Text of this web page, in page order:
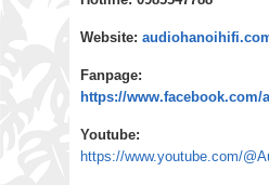
Website:
Fanpage:
https://
Youtube:
https://www.youtube.com/